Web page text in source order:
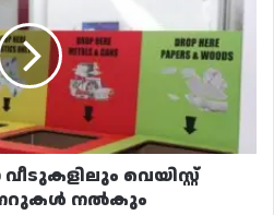
വെയിസ്റ്റ്
നൽകും